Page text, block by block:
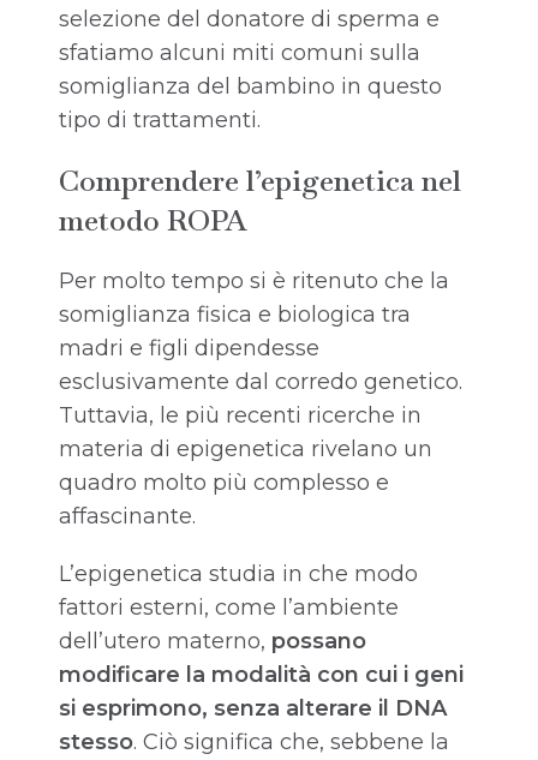
selezione del donatore di sperma e
sfatiamo alcuni miti comuni sulla
somiglianza del bambino in questo
tipo di trattamenti.
Comprendere l’epigenetica nel
metodo ROPA
Per molto tempo si è ritenuto che la
somiglianza fisica e biologica tra
madri e figli dipendesse
esclusivamente dal corredo genetico.
Tuttavia, le più recenti ricerche in
materia di epigenetica rivelano un
quadro molto più complesso e
affascinante.
L’epigenetica studia in che modo
fattori esterni, come l’ambiente
dell’utero materno, possano
modificare la modalità con cui i geni
si esprimono, senza alterare il DNA
stesso. Ciò significa che, sebbene la